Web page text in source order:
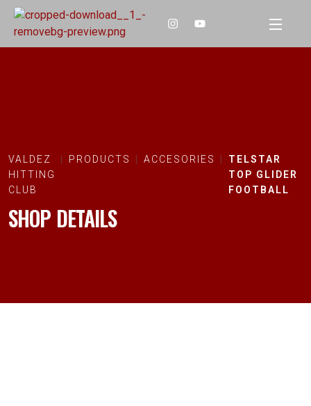
VALDEZ
HITTING
CLUB
PRODUCTS ACCESORIES
TELSTAR
TOP GLIDER
FOOTBALL
SHOP DETAILS